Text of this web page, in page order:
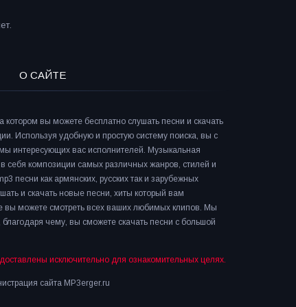
О САЙТЕ
котором вы можете бесплатно слушать песни и скачать
Используя удобную и простую систему поиска, вы с
интересующих вас исполнителей. Музыкальная
себя композиции самых различных жанров, стилей и
песни как армянских, русских так и зарубежных
и скачать новые песни, хиты который вам
вы можете смотреть всех ваших любимых клипов. Мы
чему, вы сможете скачать песни с большой
исключительно для ознакомительных целях.
сайта MP3erger.ru